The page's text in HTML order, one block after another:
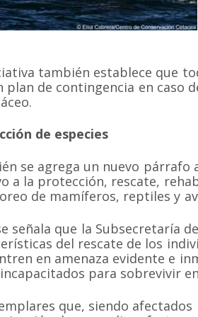
también establece que
plan de contingencia en caso
de especies
se agrega un nuevo párrafo
a la protección, rescate,
de mamíferos, reptiles y
señala que la Subsecretaría
del rescate de los
en amenaza evidente e
para sobrevivir
que, siendo